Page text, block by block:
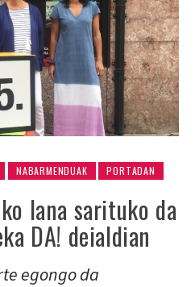
NABARMENDUAK PORTADAN
lana sarituko da
DA! deialdian
egongo da